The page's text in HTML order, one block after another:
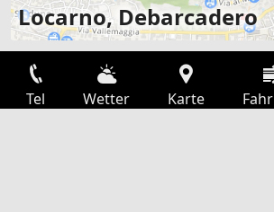
Locarno, Debarcadero
Tel Wetter Karte